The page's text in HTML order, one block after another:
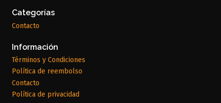
Categorías
Contacto
Información
Términos y Condiciones
Política de reembolso
Contacto
Política de privacidad